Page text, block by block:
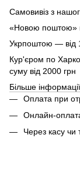
Самовивіз з
«Новою поштою»
Укрпоштою — від
Кур'єром по
суму від 2000 грн
Більше
Оплата при
Онлайн-
Через касу чи